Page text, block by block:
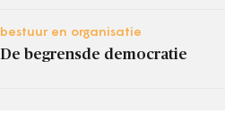
bestuur en organisatie
De begrensde democratie